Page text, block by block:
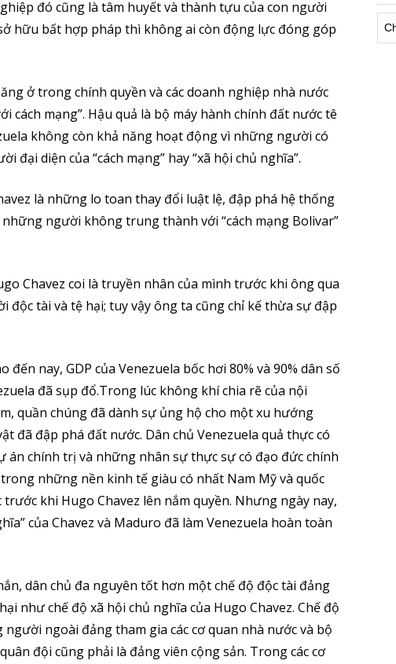
đó cũng là tâm huyết và thành tựu của con người
hữu bất hợp pháp thì không ai còn động lực đóng góp
ở trong chính quyền và các doanh nghiệp nhà nước
mạng”. Hậu quả là bộ máy hành chính đất nước tê
không còn khả năng hoạt động vì những người có
diện của “cách mạng” hay “xã hội chủ nghĩa”.
là những lo toan thay đổi luật lệ, đập phá hệ thống
người không trung thành với “cách mạng Bolivar”
Chavez coi là truyền nhân của mình trước khi ông qua
độc tài và tệ hại; tuy vậy ông ta cũng chỉ kế thừa sự đập
nay, GDP của Venezuela bốc hơi 80% và 90% dân số
đã sụp đổ.Trong lúc không khí chia rẽ của nội
quần chúng đã dành sự ủng hộ cho một xu hướng
đã đập phá đất nước. Dân chủ Venezuela quả thực có
án chính trị và những nhân sự thực sự có đạo đức chính
những nền kinh tế giàu có nhất Nam Mỹ và quốc
khi Hugo Chavez lên nắm quyền. Nhưng ngày nay,
của Chavez và Maduro đã làm Venezuela hoàn toàn
dân chủ đa nguyên tốt hơn một chế độ độc tài đảng
như chế độ xã hội chủ nghĩa của Hugo Chavez. Chế độ
ngoài đảng tham gia các cơ quan nhà nước và bộ
đội cũng phải là đảng viên cộng sản. Trong các cơ
Lưu
trữ